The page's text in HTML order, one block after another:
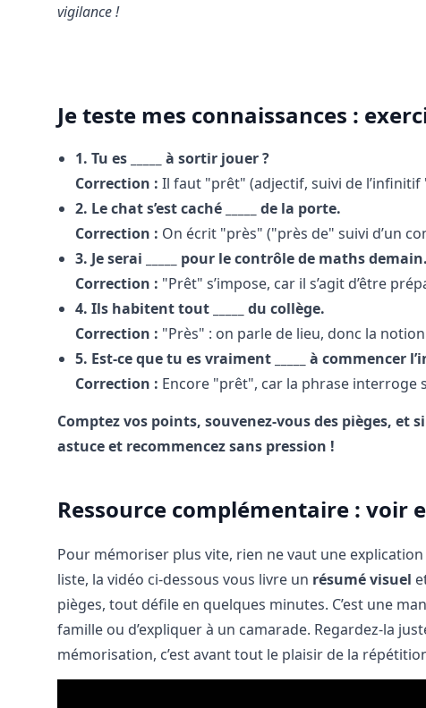
vigilance !
Je teste mes connaissances :
1. Tu es _____ à sortir jouer ?
Correction : Il faut "prêt" (adjectif, suivi de
2. Le chat s’est caché _____ de la porte.
Correction : On écrit "près" ("près de" suivi d’un
3. Je serai _____ pour le contrôle de maths demain.
Correction : "Prêt" s’impose, car il s’agit d’être
4. Ils habitent tout _____ du collège.
Correction : "Près" : on parle de lieu, donc la
5. Est-ce que tu es vraiment _____ à commencer
Correction : Encore "prêt", car la phrase interroge
Comptez vos points, souvenez-vous des pièges,
astuce et recommencez sans pression !
Ressource complémentaire : voir
Pour mémoriser plus vite, rien ne vaut une explication
liste, la vidéo ci-dessous vous livre un résumé visuel
pièges, tout défile en quelques minutes. C’est une
famille ou d’expliquer à un camarade. Regardez-la
mémorisation, c’est avant tout le plaisir de la